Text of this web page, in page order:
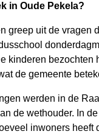
in Oude Pekela?
greep uit de vragen
kinderen bezochten
de gemeente
werden in de
de wethouder. In
inwoners heeft